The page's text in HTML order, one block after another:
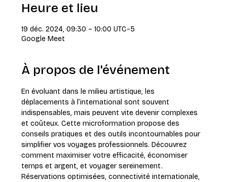
Heure et lieu
19 déc. 2024, 09:30 – 10:00 UTC−5
Google Meet
À propos de l'événement
En évoluant dans le milieu artistique, les
déplacements à l’international sont souvent
indispensables, mais peuvent vite devenir complexes
et coûteux. Cette microformation propose des
conseils pratiques et des outils incontournables pour
simplifier vos voyages professionnels. Découvrez
comment maximiser votre efficacité, économiser
temps et argent, et voyager sereinement.
Réservations optimisées, connectivité internationale,